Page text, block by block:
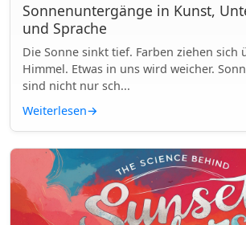
Sonnenuntergänge in Kunst,
und Sprache
Die Sonne sinkt tief. Farben ziehen sich
Himmel. Etwas in uns wird weicher.
sind nicht nur sch...
Weiterlesen→